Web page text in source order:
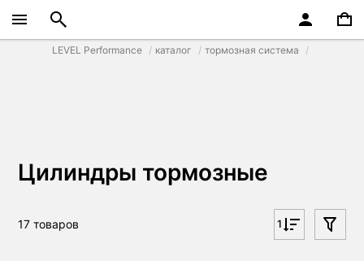
LEVEL Performance каталог тормозная система
Цилиндры тормозные
17 товаров 1